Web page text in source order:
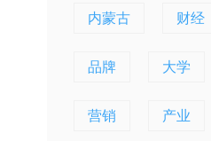
内蒙古 财经
品牌 大学
营销 产业